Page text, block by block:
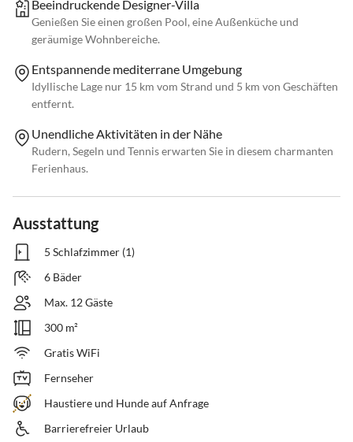
Beeindruckende Designer-Villa
Genießen Sie einen großen Pool, eine Außenküche und
geräumige Wohnbereiche.
Entspannende mediterrane Umgebung
Idyllische Lage nur 15 km vom Strand und 5 km von Geschäften
entfernt.
Unendliche Aktivitäten in der Nähe
Rudern, Segeln und Tennis erwarten Sie in diesem charmanten
Ferienhaus.
Ausstattung
5 Schlafzimmer (1)
6 Bäder
Max. 12 Gäste
300 m²
Gratis WiFi
Fernseher
Haustiere und Hunde auf Anfrage
Barrierefreier Urlaub